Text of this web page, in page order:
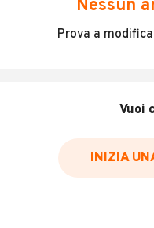
Incidenti in cui è
Data e luogo delle
Inserisci il numero di
Nessun
Prova a
Vuoi
INIZIA